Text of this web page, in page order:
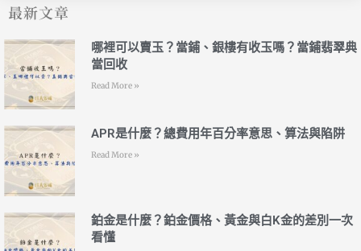
最新文章
哪裡可以賣玉？當鋪、銀樓有收玉嗎？當鋪翡翠典
當回收
Read More »
APR是什麼？總費用年百分率意思、算法與陷阱
Read More »
鉑金是什麼？鉑金價格、黃金與白K金的差別一次
看懂